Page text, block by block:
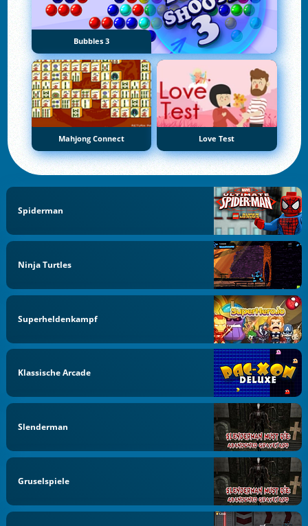
Bubbles 3
Mahjong Connect Love Test
Spiderman
Ninja Turtles
Superheldenkampf
Klassische Arcade
Slenderman
Gruselspiele